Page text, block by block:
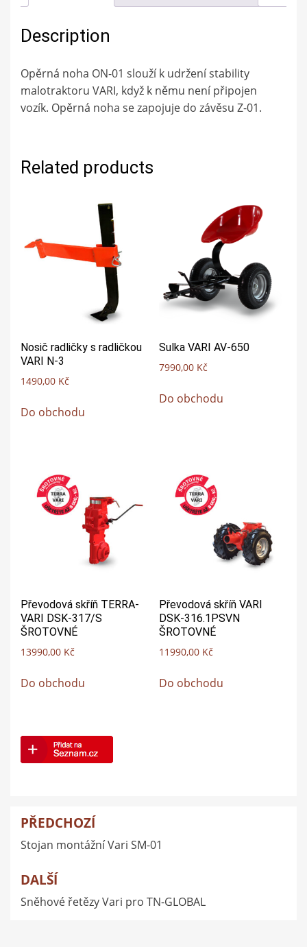
Description
Opěrná noha ON-01 slouží k udržení stability
malotraktoru VARI, když k němu není připojen
vozík. Opěrná noha se zapojuje do závěsu Z-01.
Related products
Nosič radličky s radličkou
VARI N-3
1490,00 Kč
Do obchodu
Sulka VARI AV-650
7990,00 Kč
Do obchodu
Převodová skříň TERRA-
VARI DSK-317/S
ŠROTOVNÉ
13990,00 Kč
Do obchodu
Převodová skříň VARI
DSK-316.1PSVN
ŠROTOVNÉ
11990,00 Kč
Do obchodu
Navigace
pro
příspěvek
PŘEDCHOZÍ
Stojan montážní Vari SM-01
DALŠÍ
Sněhové řetězy Vari pro TN-GLOBAL